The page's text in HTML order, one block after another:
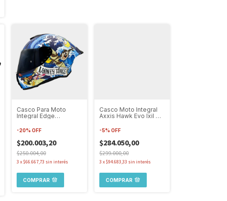
Casco Para Moto
Integral Edge
Tunes
-20% OFF
$200.003,20
$250.004,00
3 x $66.667,73 sin interés
COMPRAR
Casco Moto Integral
Axxis Hawk Evo Ixil C7
-5% OFF
$284.050,00
$299.000,00
3 x $94.683,33 sin interés
COMPRAR